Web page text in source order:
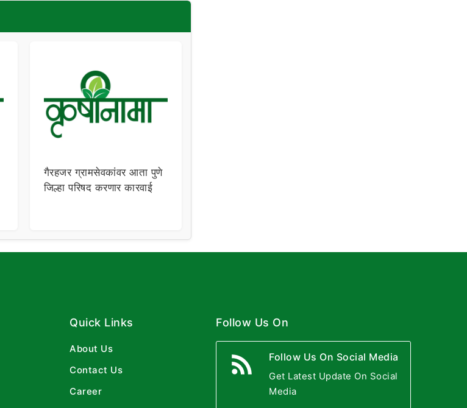
गैरहजर ग्रामसेवकांवर आता पुणे
जिल्हा परिषद करणार कारवाई
Quick Links
About Us
Contact Us
Career
Follow Us On
Follow Us On Social Media
Get Latest Update On Social
Media